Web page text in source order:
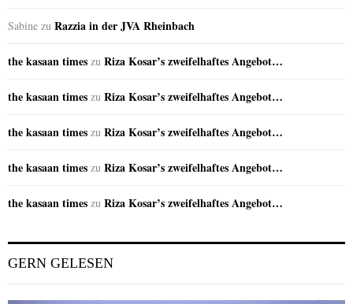
Sabine zu Razzia in der JVA Rheinbach
the kasaan times zu Riza Kosar’s zweifelhaftes Angebot…
the kasaan times zu Riza Kosar’s zweifelhaftes Angebot…
the kasaan times zu Riza Kosar’s zweifelhaftes Angebot…
the kasaan times zu Riza Kosar’s zweifelhaftes Angebot…
the kasaan times zu Riza Kosar’s zweifelhaftes Angebot…
GERN GELESEN